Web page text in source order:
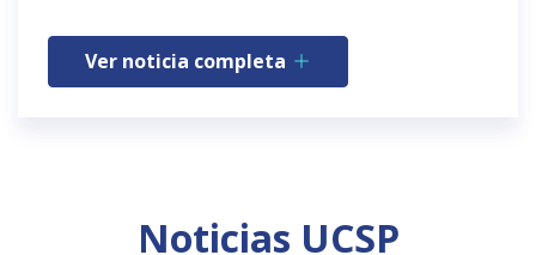
Ver noticia completa
Noticias UCSP